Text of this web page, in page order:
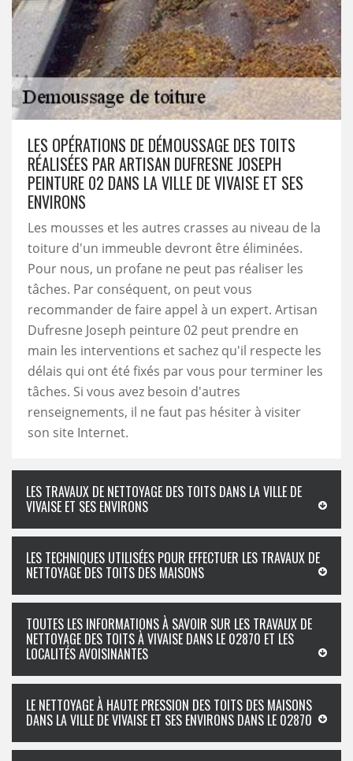
LES OPÉRATIONS DE DÉMOUSSAGE DES TOITS
RÉALISÉES PAR ARTISAN DUFRESNE JOSEPH
PEINTURE 02 DANS LA VILLE DE VIVAISE ET SES
ENVIRONS
Les mousses et les autres crasses au niveau de la
toiture d'un immeuble devront être éliminées.
Pour nous, un profane ne peut pas réaliser les
tâches. Par conséquent, on peut vous
recommander de faire appel à un expert. Artisan
Dufresne Joseph peinture 02 peut prendre en
main les interventions et sachez qu'il respecte les
délais qui ont été fixés par vous pour terminer les
tâches. Si vous avez besoin d'autres
renseignements, il ne faut pas hésiter à visiter
son site Internet.
LES TRAVAUX DE NETTOYAGE DES TOITS DANS LA VILLE DE
VIVAISE ET SES ENVIRONS
LES TECHNIQUES UTILISÉES POUR EFFECTUER LES TRAVAUX DE
NETTOYAGE DES TOITS DES MAISONS
TOUTES LES INFORMATIONS À SAVOIR SUR LES TRAVAUX DE
NETTOYAGE DES TOITS À VIVAISE DANS LE 02870 ET LES
LOCALITÉS AVOISINANTES
LE NETTOYAGE À HAUTE PRESSION DES TOITS DES MAISONS
DANS LA VILLE DE VIVAISE ET SES ENVIRONS DANS LE 02870